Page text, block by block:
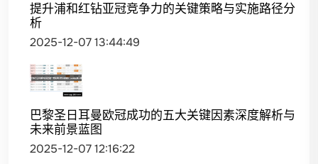
提升浦和红钻亚冠竞争力的关键策略与实施路径分
析
2025-12-07 13:44:49
巴黎圣日耳曼欧冠成功的五大关键因素深度解析与
未来前景蓝图
2025-12-07 12:16:22